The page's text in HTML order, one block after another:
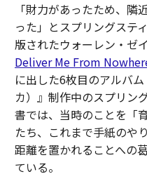
「財力があったため、
った」とスプリングステ
版されたウォーレン・ゼ
Deliver Me From
に出した6枚目のアルバ
カ）』制作中のスプリン
書では、当時のことを「
たち、これまで手紙のや
距離を置かれることへの
ている。